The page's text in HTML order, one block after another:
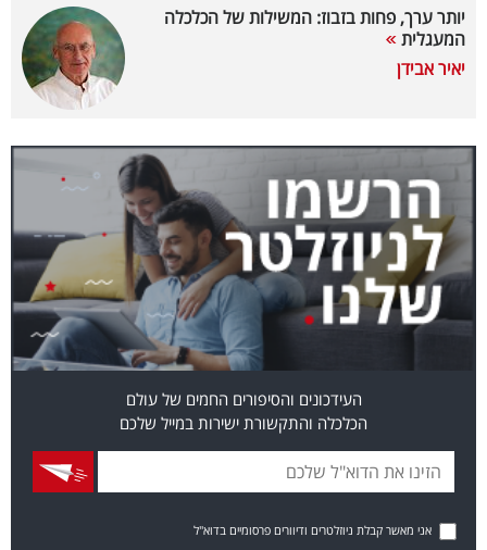
טלוויזיה
עסקי
קריירה
ולימודים
מינויים
רייטינג
רכב
ופנאי
תיירות
יותר ערך, פחות בזבוז: המשילות של הכלכלה
המעגלית
יאיר אבידן
העידכונים והסיפורים החמים של עולם
הכלכלה והתקשורת ישירות במייל שלכם
אני מאשר קבלת ניוזלטרים ודיוורים פרסומיים בדוא"ל